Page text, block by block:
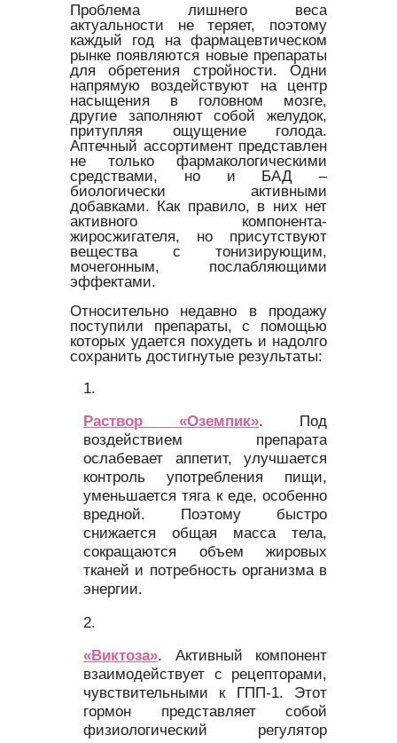
Проблема лишнего веса
актуальности не теряет, поэтому
каждый год на фармацевтическом
рынке появляются новые препараты
для обретения стройности. Одни
напрямую воздействуют на центр
насыщения в головном мозге,
другие заполняют собой желудок,
притупляя ощущение голода.
Аптечный ассортимент представлен
не только фармакологическими
средствами, но и БАД –
биологически активными
добавками. Как правило, в них нет
активного компонента-
жиросжигателя, но присутствуют
вещества с тонизирующим,
мочегонным, послабляющими
эффектами.
Относительно недавно в продажу
поступили препараты, с помощью
которых удается похудеть и надолго
сохранить достигнутые результаты:
Раствор «Оземпик». Под
воздействием препарата
ослабевает аппетит, улучшается
контроль употребления пищи,
уменьшается тяга к еде, особенно
вредной. Поэтому быстро
снижается общая масса тела,
сокращаются объем жировых
тканей и потребность организма в
энергии.
«Виктоза». Активный компонент
взаимодействует с рецепторами,
чувствительными к ГПП-1. Этот
гормон представляет собой
физиологический регулятор